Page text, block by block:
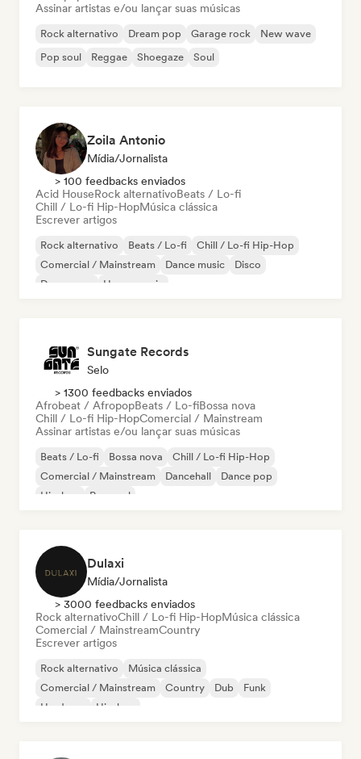
Assinar artistas e/ou lançar suas músicas
Rock alternativo Dream pop Garage rock
New wave
Pop soul
Reggae Shoegaze Soul
Zoila Antonio
Mídia/Jornalista
> 100 feedbacks enviados
Acid HouseRock alternativoBeats / Lo-fi
Chill / Lo-fi Hip-HopMúsica clássica
Escrever artigos
Rock alternativo Beats / Lo-fi
Chill / Lo-fi Hip-Hop
Comercial / Mainstream
Dance music
Disco
Dream pop
House music
Sungate Records
Selo
> 1300 feedbacks enviados
Afrobeat / AfropopBeats / Lo-fiBossa nova
Chill / Lo-fi Hip-HopComercial / Mainstream
Assinar artistas e/ou lançar suas músicas
Beats / Lo-fi Bossa nova
Chill / Lo-fi Hip-Hop
Comercial / Mainstream
Dancehall
Dance pop
Hip-hop
Pop soul
Dulaxi
Mídia/Jornalista
> 3000 feedbacks enviados
Rock alternativoChill / Lo-fi Hip-HopMúsica clássica
Comercial / MainstreamCountry
Escrever artigos
Rock alternativo
Música clássica
Comercial / Mainstream
Country Dub
Funk
Hardcore
Hip-hop